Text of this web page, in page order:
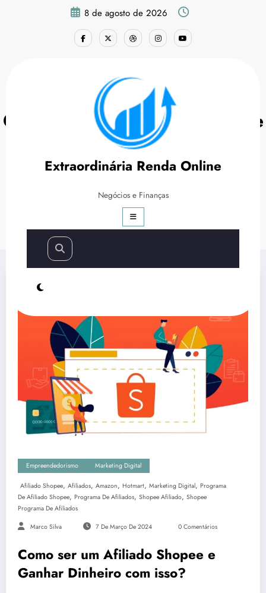
8 de agosto de 2026
Extraordinária Renda Online
Negócios e Finanças
Como ser um Afiliado Shopee
e Ganhar Dinheiro com isso?
Página inicial
Marketing Digital
Como ser um Afiliado Shopee e Ganhar Dinheiro com
isso?
Empreendedorismo Marketing Digital
Afiliado Shopee, Afiliados, Amazon, Hotmart, Marketing Digital, Programa
De Afiliado Shopee, Programa De Afiliados, Shopee Afiliado, Shopee
Programa De Afiliados
Marco Silva 7 De Março De 2024 0 Comentários
Como ser um Afiliado Shopee e
Ganhar Dinheiro com isso?